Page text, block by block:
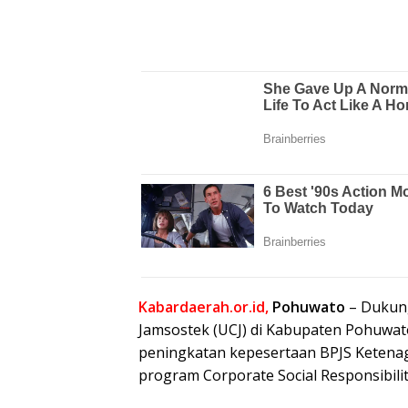
Kabardaerah.or.id, Pohuwato –
Jamsostek (UCJ) di Kabupaten
peningkatan kepesertaan BPJS
program Corporate Social